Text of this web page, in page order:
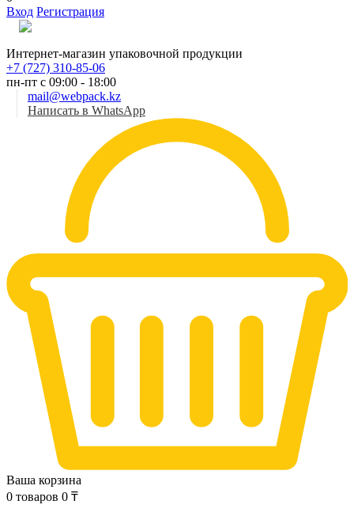
Вход Регистрация
Интернет-магазин упаковочной продукции
+7 (727) 310-85-06
пн-пт с 09:00 - 18:00
mail@webpack.kz
Написать в WhatsApp
Ваша корзина
0 товаров 0 ₸